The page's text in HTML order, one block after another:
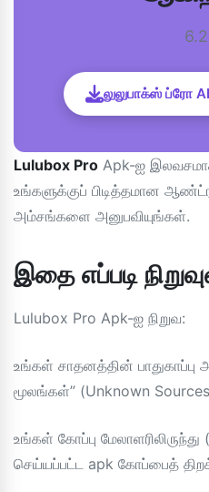
லுலுபாக்ஸ் ப்ரோ
Lulubox Pro Apk-ஐ
உங்களுக்குப் பிடித்தமான
அம்சங்களை அனுபவியுங்கள்.
இதை எப்படி
Lulubox Pro Apk-ஐ நிறுவ:
உங்கள் சாதனத்தின் பாதுகாப்பு
மூலங்கள்” (Unknown
உங்கள் கோப்பு
செய்யப்பட்ட apk கோப்பைத்